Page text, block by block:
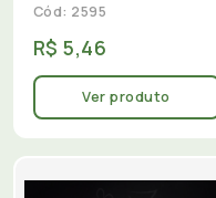
Cód: 2595
R$ 5,46
Ver produto